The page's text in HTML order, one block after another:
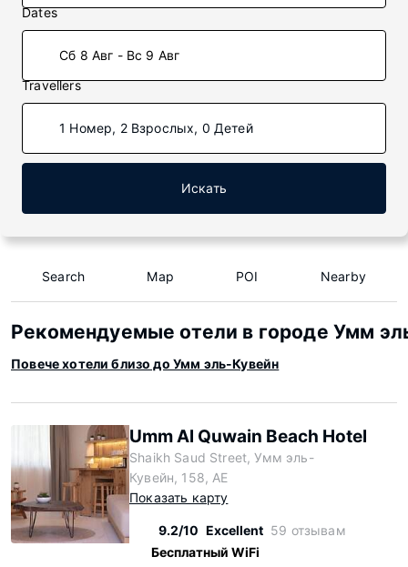
Dates
Сб 8 Авг - Вс 9 Авг
Travellers
1 Номер, 2 Взрослых, 0 Детей
Искать
Search Map POI Nearby
Рекомендуемые отели в городе Умм
Повече хотели близо до Умм эль-Кувейн
Umm Al Quwain Beach Hotel
Shaikh Saud Street, Умм эль-
Кувейн, 158, AE
Показать карту
9.2/10 Excellent 59 отзывам
Бесплатный WiFi